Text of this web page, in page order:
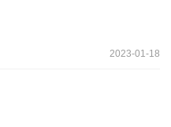
2023-01-18